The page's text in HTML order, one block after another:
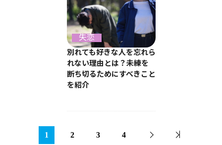
失恋
別れても好きな人を忘れら
れない理由とは？未練を
断ち切るためにすべきこと
を紹介
1 2 3 4